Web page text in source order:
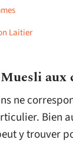
Laitier
aux
ne
Bien
y trouver